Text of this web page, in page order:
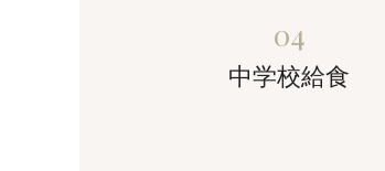
04
中学校給食